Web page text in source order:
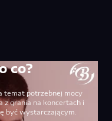
co?
temat potrzebnej mocy
z grania na koncertach i
być wystarczającym.